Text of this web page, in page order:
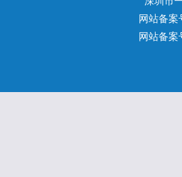
网站备案
网站备案